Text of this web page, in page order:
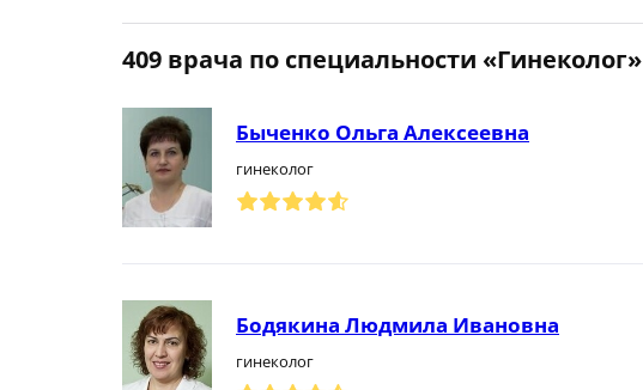
409 врача по специальности «Гинеколог»
Быченко Ольга Алексеевна
гинеколог
Бодякина Людмила Ивановна
гинеколог